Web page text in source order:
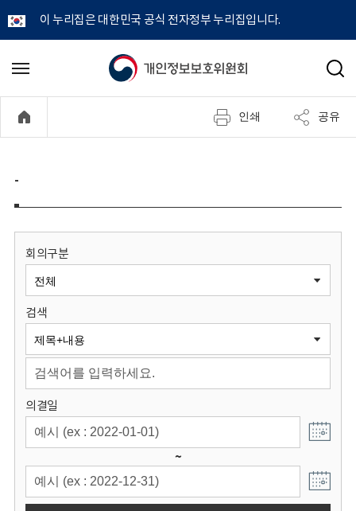
이 누리집은 대한민국 공식 전자정부 누리집입니다.
개
정
보
원
회
메
기
검
인쇄 공유
-
회의구분
검색
의결일
~